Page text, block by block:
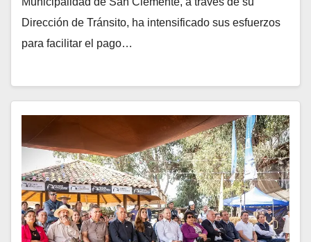
Dirección de Tránsito, ha intensificado sus esfuerzos
para facilitar el pago…